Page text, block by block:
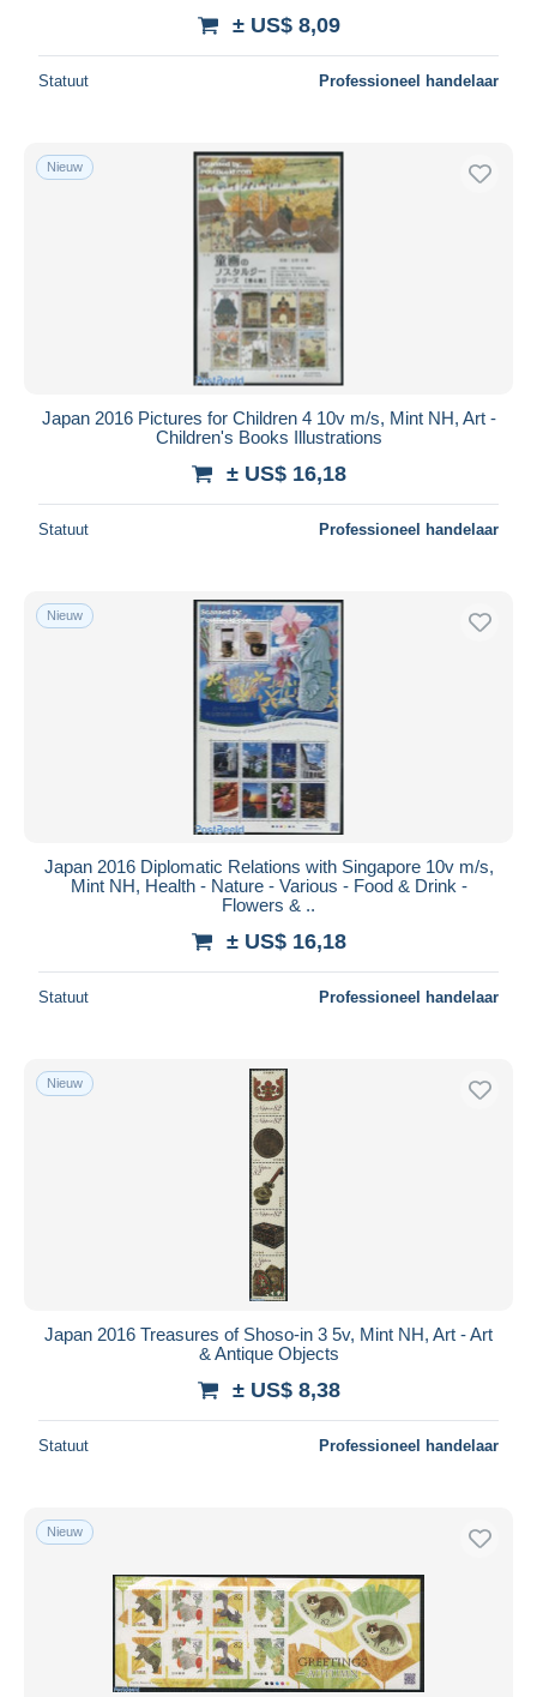
± US$ 8,09
Statuut Professioneel handelaar
Nieuw
Japan 2016 Pictures for Children 4 10v m/s, Mint NH, Art -
Children's Books Illustrations
± US$ 16,18
Statuut Professioneel handelaar
Nieuw
Japan 2016 Diplomatic Relations with Singapore 10v m/s,
Mint NH, Health - Nature - Various - Food & Drink -
Flowers & ..
± US$ 16,18
Statuut Professioneel handelaar
Nieuw
Japan 2016 Treasures of Shoso-in 3 5v, Mint NH, Art - Art
& Antique Objects
± US$ 8,38
Statuut Professioneel handelaar
Nieuw